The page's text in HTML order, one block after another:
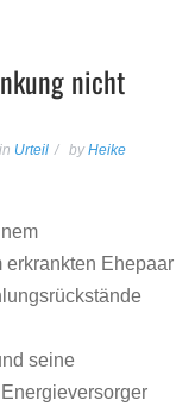
nicht
in Urteil byHeike
erkrankten Ehepaar
seine